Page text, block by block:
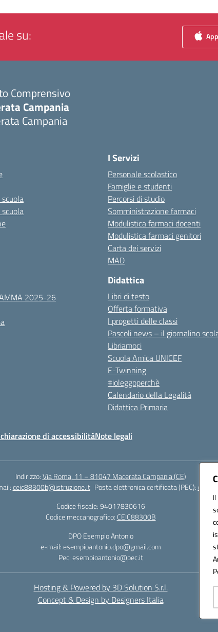
su:
Comprensivo
Campania
Campania
2025-26
I Servizi
Personale scolastico
Famiglie e studenti
Percorsi di studio
Somministrazione farmaci
Modulistica farmaci docenti
Modulistica farmaci genitori
Carta dei servizi
MAD
Didattica
Libri di testo
Offerta formativa
I progetti delle classi
Pascoli news – il giornalino
Libriamoci
Scuola Amica UNICEF
E-Twinning
#ioleggoperchè
Calendario della Legalità
Didattica Primaria
di accessibilitàNote legali
Indirizzo:Via Roma, 11 – 81047 Macerata Campania (CE)
ceic88300b@istruzione.it Posta elettronica certificata (PEC):
Codice fiscale: 94017830616
Codice meccanografico: CEIC88300B
DPO Esempio Antonio
e-mail: esempioantonio.dpo@gmail.com
Pec: esempioantonio@pec.it
Hosting & Powered by 3D Solution S.r.l.
Concept & Design by Designers Italia